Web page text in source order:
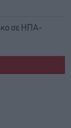
σε ΗΠΑ-